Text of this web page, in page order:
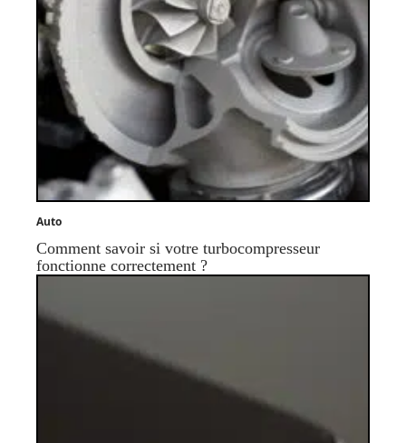
Auto
Comment savoir si votre turbocompresseur
fonctionne correctement ?